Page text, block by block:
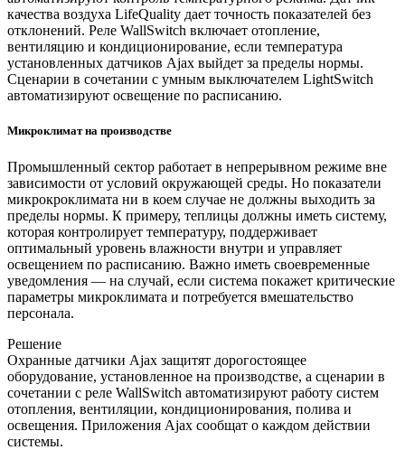
качества воздуха LifeQuality дает точность показателей без
отклонений. Реле WallSwitch включает отопление,
вентиляцию и кондиционирование, если температура
установленных датчиков Ajax выйдет за пределы нормы.
Сценарии в сочетании с умным выключателем LightSwitch
автоматизируют освещение по расписанию.
Микроклимат на производстве
Промышленный сектор работает в непрерывном режиме вне
зависимости от условий окружающей среды. Но показатели
микрокроклимата ни в коем случае не должны выходить за
пределы нормы. К примеру, теплицы должны иметь систему,
которая контролирует температуру, поддерживает
оптимальный уровень влажности внутри и управляет
освещением по расписанию. Важно иметь своевременные
уведомления — на случай, если система покажет критические
параметры микроклимата и потребуется вмешательство
персонала.
Решение
Охранные датчики Ajax защитят дорогостоящее
оборудование, установленное на производстве, а сценарии в
сочетании с реле WallSwitch автоматизируют работу систем
отопления, вентиляции, кондиционирования, полива и
освещения. Приложения Ajax сообщат о каждом действии
системы.